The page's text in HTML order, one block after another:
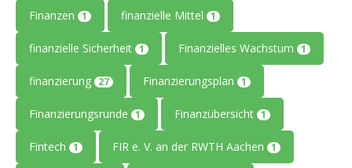
Finanzen 1 finanzielle Mittel 1
finanzielle Sicherheit 1 Finanzielles Wachstum 1
finanzierung 27 Finanzierungsplan 1
Finanzierungsrunde 1 Finanzübersicht 1
Fintech 1 FIR e. V. an der RWTH Aachen 1